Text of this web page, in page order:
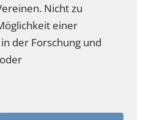
Nicht zu
einer
der Forschung und